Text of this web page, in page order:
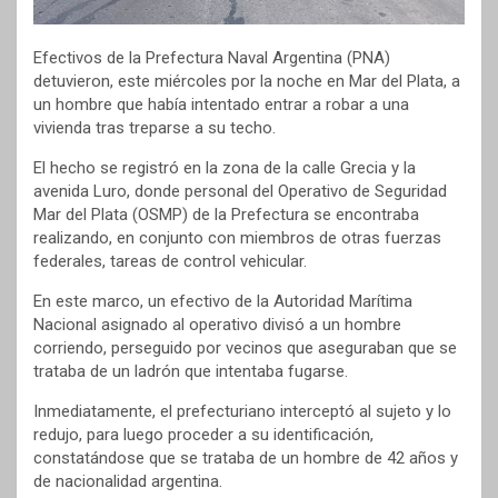
Efectivos de la Prefectura Naval Argentina (PNA)
detuvieron, este miércoles por la noche en Mar del Plata, a
un hombre que había intentado entrar a robar a una
vivienda tras treparse a su techo.
El hecho se registró en la zona de la calle Grecia y la
avenida Luro, donde personal del Operativo de Seguridad
Mar del Plata (OSMP) de la Prefectura se encontraba
realizando, en conjunto con miembros de otras fuerzas
federales, tareas de control vehicular.
En este marco, un efectivo de la Autoridad Marítima
Nacional asignado al operativo divisó a un hombre
corriendo, perseguido por vecinos que aseguraban que se
trataba de un ladrón que intentaba fugarse.
Inmediatamente, el prefecturiano interceptó al sujeto y lo
redujo, para luego proceder a su identificación,
constatándose que se trataba de un hombre de 42 años y
de nacionalidad argentina.